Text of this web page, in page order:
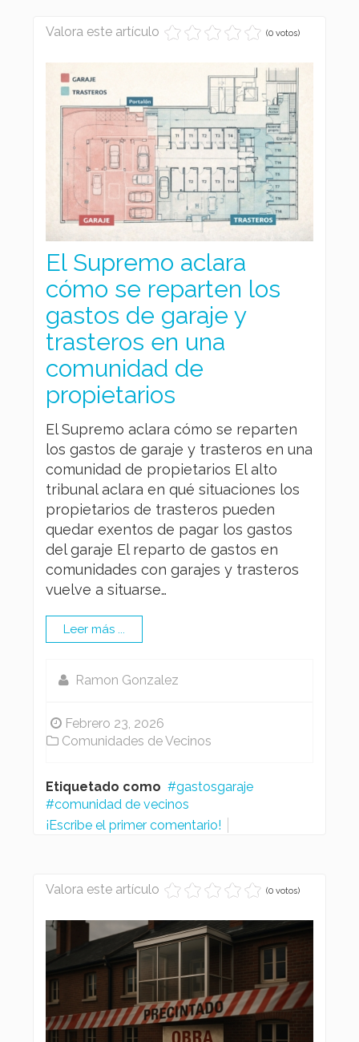
Valora este artículo (0 votos)
El Supremo aclara
cómo se reparten los
gastos de garaje y
trasteros en una
comunidad de
propietarios
El Supremo aclara cómo se reparten
los gastos de garaje y trasteros en una
comunidad de propietarios El alto
tribunal aclara en qué situaciones los
propietarios de trasteros pueden
quedar exentos de pagar los gastos
del garaje El reparto de gastos en
comunidades con garajes y trasteros
vuelve a situarse…
Leer más ...
Ramon Gonzalez
Febrero 23, 2026
Comunidades de Vecinos
Etiquetado como
gastosgaraje
comunidad de vecinos
¡Escribe el primer comentario!
Valora este artículo (0 votos)